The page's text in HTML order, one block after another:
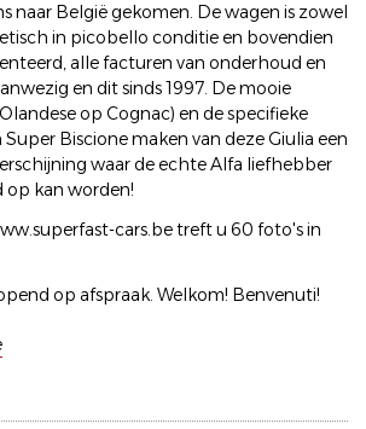
naar België gekomen. De wagen is zowel
in picobello conditie en bovendien
alle facturen van onderhoud en
en dit sinds 1997. De mooie
op Cognac) en de specifieke
Biscione maken van deze Giulia een
waar de echte Alfa liefhebber
op kan worden!
cars.be treft u 60 foto's in
op afspraak. Welkom! Benvenuti!